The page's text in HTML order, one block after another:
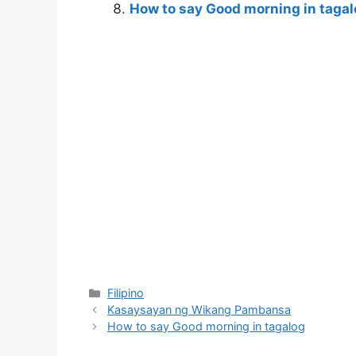
How to say Good morning in
Categories
Filipino
Kasaysayan ng Wikang Pambansa
How to say Good morning in tagalog